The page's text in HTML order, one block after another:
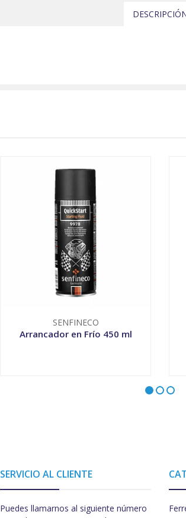
SENFINECO
Arrancador en Frío 450 ml
SERVICIO AL CLIENTE
Puedes llamarnos al siguiente número